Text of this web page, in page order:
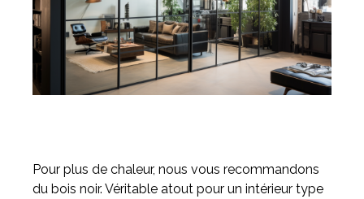
Pour plus de chaleur, nous vous recommandons
du bois noir. Véritable atout pour un intérieur type